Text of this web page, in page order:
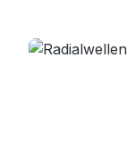
Bildergalerie